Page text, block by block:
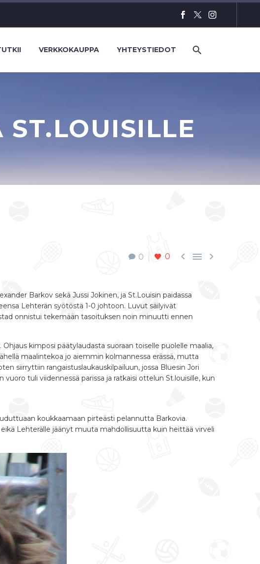
VERKKOKAUPPA YHTEYSTIEDOT
0 0   
Barkov sekä Jussi Jokinen, ja St.Louisin paidassa
Lehterän syötöstä 1-0 johtoon. Luvut säilyivät
onnistui tekemään tasoituksen noin minuutti ennen
kimposi päätylaudasta suoraan toiselle puolelle maalia,
maalintekoa jo aiemmin kolmannessa erässä, mutta
siirryttiin rangaistuslaukauskilpailuun, jossa Bluesin Jori
tuli viidennessä parissa ja ratkaisi ottelun St.louisille, kun
koukkaamaan pirteästi pelannutta Barkovia.
Lehterälle jäänyt muuta mahdollisuutta kuin heittää virveli